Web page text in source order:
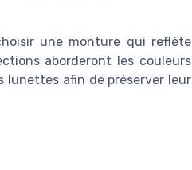
une monture qui reflète
aborderont les couleurs
lunettes afin de préserver leur